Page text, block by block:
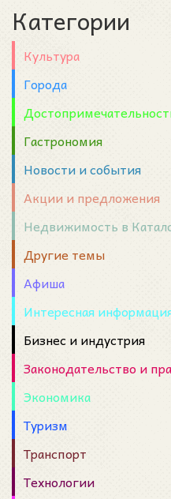
Категории
Культура
Города
Гастрономия
Новости и события
Акции и предложения
Недвижимость в
Другие темы
Афиша
Интересная
Бизнес и индустрия
Законодательство и
Экономика
Туризм
Транспорт
Технологии